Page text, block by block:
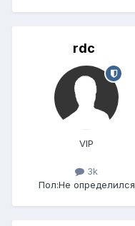
rdc
VIP
3k
Пол:Не определился